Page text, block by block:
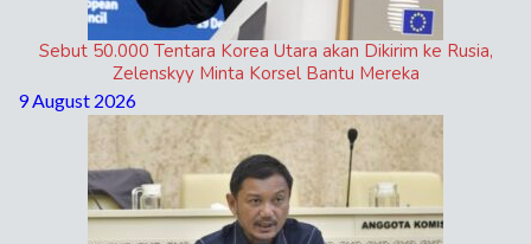
Sebut 50.000 Tentara Korea Utara akan Dikirim ke Rusia,
Zelenskyy Minta Korsel Bantu Mereka
9 August 2026